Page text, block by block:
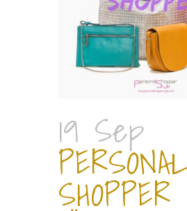
19 Sep